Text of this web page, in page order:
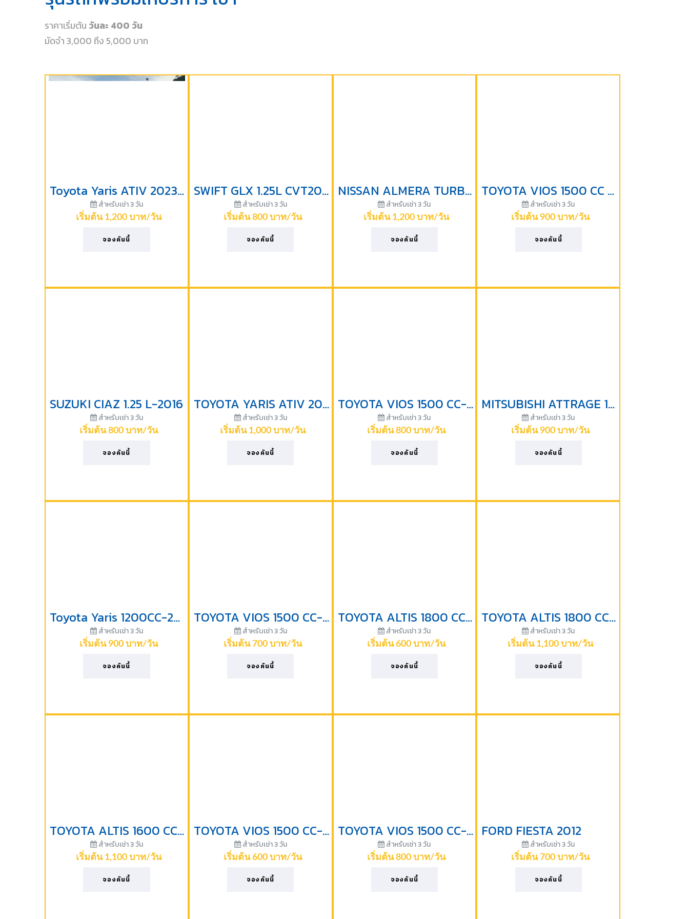
ราคาเริ่มต้น วันละ 400 วัน
มัดจำ 3,000 ถึง 5,000 บาท
Toyota Yaris ATIV 2023-ราคาเริ่มต้นสำหรับเช่า 3 วัน
สำหรับเช่า 3 วัน
เริ่มต้น 1,200 บาท/วัน
จองคันนี้
SWIFT GLX 1.25L CVT2014-ราคาเริ่มต้นสำหรับเช่า 3 วัน
สำหรับเช่า 3 วัน
เริ่มต้น 800 บาท/วัน
จองคันนี้
NISSAN ALMERA TURBO 1,000 CC ปี 2023-ราคาเริ่มต้นสำหรับเช่า 3 วัน
สำหรับเช่า 3 วัน
เริ่มต้น 1,200 บาท/วัน
จองคันนี้
TOYOTA VIOS 1500 CC ปี 2017-ราคาเริ่มต้นสำหรับเช่า 3 วัน
สำหรับเช่า 3 วัน
เริ่มต้น 900 บาท/วัน
จองคันนี้
SUZUKI CIAZ 1.25 L-2016
สำหรับเช่า 3 วัน
เริ่มต้น 800 บาท/วัน
จองคันนี้
TOYOTA YARIS ATIV 2019
สำหรับเช่า 3 วัน
เริ่มต้น 1,000 บาท/วัน
จองคันนี้
TOYOTA VIOS 1500 CC-2013
สำหรับเช่า 3 วัน
เริ่มต้น 800 บาท/วัน
จองคันนี้
MITSUBISHI ATTRAGE 1200CC-2023
สำหรับเช่า 3 วัน
เริ่มต้น 900 บาท/วัน
จองคันนี้
Toyota Yaris 1200CC-2019
สำหรับเช่า 3 วัน
เริ่มต้น 900 บาท/วัน
จองคันนี้
TOYOTA VIOS 1500 CC-2011
สำหรับเช่า 3 วัน
เริ่มต้น 700 บาท/วัน
จองคันนี้
TOYOTA ALTIS 1800 CC-2010
สำหรับเช่า 3 วัน
เริ่มต้น 600 บาท/วัน
จองคันนี้
TOYOTA ALTIS 1800 CC-2017
สำหรับเช่า 3 วัน
เริ่มต้น 1,100 บาท/วัน
จองคันนี้
TOYOTA ALTIS 1600 CC-2017
สำหรับเช่า 3 วัน
เริ่มต้น 1,100 บาท/วัน
จองคันนี้
TOYOTA VIOS 1500 CC-2008
สำหรับเช่า 3 วัน
เริ่มต้น 600 บาท/วัน
จองคันนี้
TOYOTA VIOS 1500 CC-2013
สำหรับเช่า 3 วัน
เริ่มต้น 800 บาท/วัน
จองคันนี้
FORD FIESTA 2012
สำหรับเช่า 3 วัน
เริ่มต้น 700 บาท/วัน
จองคันนี้